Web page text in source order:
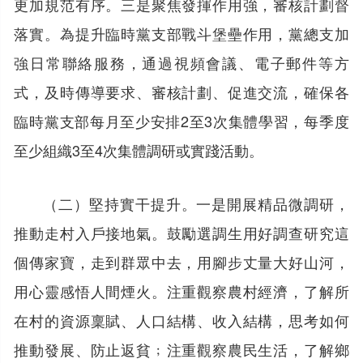
落實。為提升臨時黨支部戰斗堡壘作用，黨總支加
強日常聯絡服務，通過視頻會議、電子郵件等方
式，及時傳導要求、審核計劃、促進交流，確保各
臨時黨支部每月至少安排2至3次集體學習，每季度
至少組織3至4次集體調研或實踐活動。
（二）堅持實干提升。一是開展精品微調研，
推動走村入戶接地氣。鼓勵選調生用好調查研究這
個傳家寶，走到群眾中去，用腳步丈量大好山河，
用心靈感悟人間煙火。注重觀察農村經濟，了解所
在村的資源稟賦、人口結構、收入結構，思考如何
推動發展、防止返貧﹔注重觀察農民生活，了解鄉